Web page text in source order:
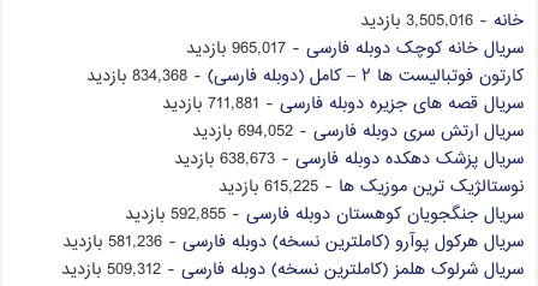
خانه - 3,505,016 بازدید
سریال خانه کوچک دوبله فارسی - 965,017 بازدید
کارتون فوتبالیست ها ۲ – کامل (دوبله فارسی)
- 834,368 بازدید
سریال قصه های جزیره دوبله فارسی - 711,881 بازدید
سریال ارتش سری دوبله فارسی - 694,052 بازدید
سریال پزشک دهکده دوبله فارسی - 638,673 بازدید
نوستالژیک ترین موزیک ها - 615,225 بازدید
سریال جنگجویان کوهستان دوبله فارسی - 592,855 بازدید
سریال هرکول پوآرو (کاملترین نسخه) دوبله فارسی - 581,236 بازدید
سریال شرلوک هلمز (کاملترین نسخه) دوبله فارسی - 509,312 بازدید